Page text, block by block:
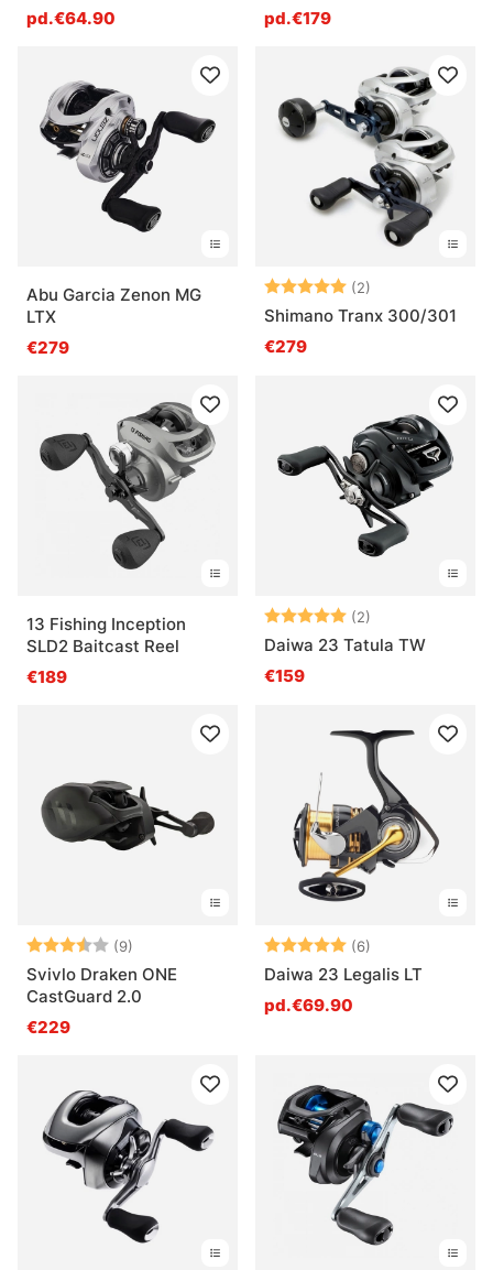
pd.€64.90
pd.€179
Abu Garcia Zenon MG
LTX
€279
Note: (2)
Shimano Tranx 300/301
€279
13 Fishing Inception
SLD2 Baitcast Reel
€189
Note: (2)
Daiwa 23 Tatula TW
€159
Note: (9)
Svivlo Draken ONE
CastGuard 2.0
€229
Note: (6)
Daiwa 23 Legalis LT
pd.€69.90